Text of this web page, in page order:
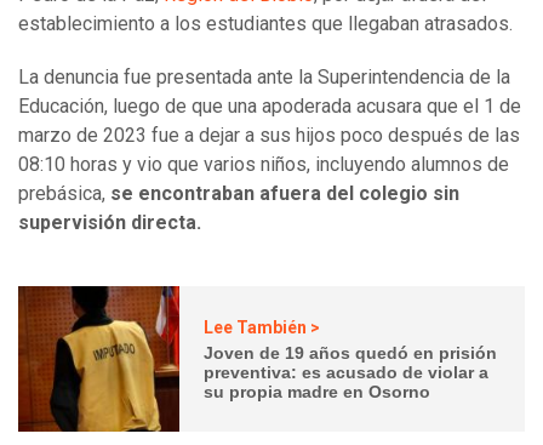
establecimiento a los estudiantes que llegaban atrasados.
La denuncia fue presentada ante la Superintendencia de la
Educación, luego de que una apoderada acusara que el 1 de
marzo de 2023 fue a dejar a sus hijos poco después de las
08:10 horas y vio que varios niños, incluyendo alumnos de
prebásica, se encontraban afuera del colegio sin
supervisión directa.
Lee También >
Joven de 19 años quedó en prisión
preventiva: es acusado de violar a
su propia madre en Osorno